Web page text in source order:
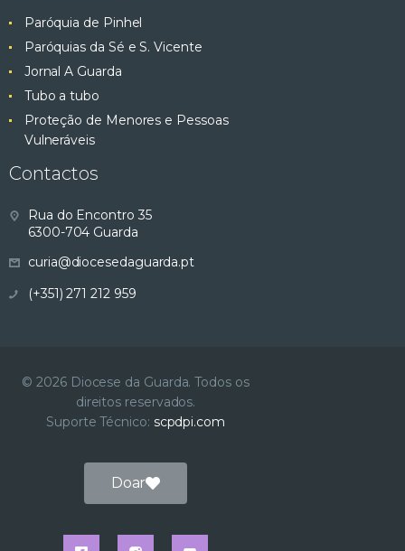
Paróquia de Pinhel
Paróquias da Sé e S. Vicente
Jornal A Guarda
Tubo a tubo
Proteção de Menores e Pessoas
Vulneráveis
Contactos
Rua do Encontro 35
6300-704 Guarda
curia@diocesedaguarda.pt
(+351) 271 212 959
© 2026 Diocese da Guarda. Todos os
direitos reservados.
Suporte Técnico: scpdpi.com
Doar